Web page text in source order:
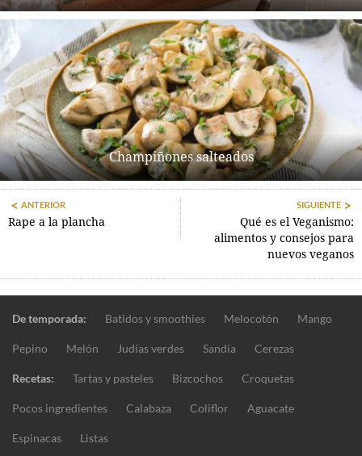
Champiñones salteados
ANTERIOR
Rape a la plancha
SIGUIENTE
Qué es el Veganismo:
alimentos y consejos para
nuevos veganos
De temporada: Batidos y smoothies Melocotón Mango
Pepino Melón Judías verdes Sandía Cerezas
Recetas: Tartas y pasteles Bizcochos Croquetas
Pocos ingredientes Calabaza Coliflor Aguacate
Espinacas Listas